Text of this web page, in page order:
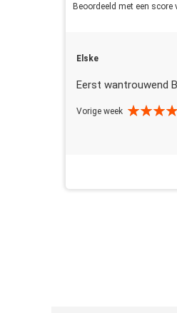
Beoordeeld met een score
Elske
Eerst wantrouwend
Vorige week